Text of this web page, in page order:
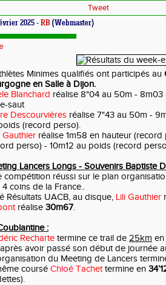
Tweet
2025 - RB (Webmaster)
Minimes qualifiés ont participés au
en Salleà Dijon.
Blanchard réalise 8"04 au 50m -
saut
Descourvières réalise 7"43 au 50m -
(record perso).
Gauthier réalise 1m58 en hauteur
perso) - 10m12 au poids (record
Lancers Longs - Souvenirs Baptiste
compétition réussi sur le plan
coins de la France..
Résultats UACB, au disque, Lili Gauthier
réalise 30m67.
:
Recharte termine ce trail de 25km en
avoir passé son début de journée
du Meeting de Lancers
coursé Chloé Tachettermine en